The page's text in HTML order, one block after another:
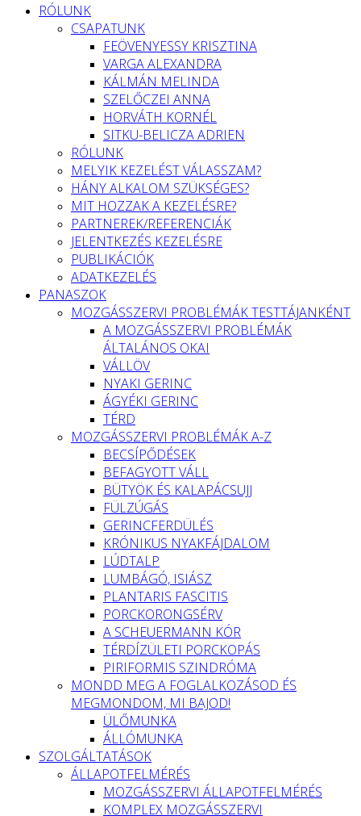
RÓLUNK
CSAPATUNK
FEÖVENYESSY KRISZTINA
VARGA ALEXANDRA
KÁLMÁN MELINDA
SZELŐCZEI ANNA
HORVÁTH KORNÉL
SITKU-BELICZA ADRIEN
RÓLUNK
MELYIK KEZELÉST VÁLASSZAM?
HÁNY ALKALOM SZÜKSÉGES?
MIT HOZZAK A KEZELÉSRE?
PARTNEREK/REFERENCIÁK
JELENTKEZÉS KEZELÉSRE
PUBLIKÁCIÓK
ADATKEZELÉS
PANASZOK
MOZGÁSSZERVI PROBLÉMÁK TESTTÁJANKÉNT
A MOZGÁSSZERVI PROBLÉMÁK
ÁLTALÁNOS OKAI
VÁLLÖV
NYAKI GERINC
ÁGYÉKI GERINC
TÉRD
MOZGÁSSZERVI PROBLÉMÁK A-Z
BECSÍPŐDÉSEK
BEFAGYOTT VÁLL
BÜTYÖK ÉS KALAPÁCSUJJ
FÜLZÚGÁS
GERINCFERDÜLÉS
KRÓNIKUS NYAKFÁJDALOM
LÚDTALP
LUMBÁGÓ, ISIÁSZ
PLANTARIS FASCITIS
PORCKORONGSÉRV
A SCHEUERMANN KÓR
TÉRDÍZÜLETI PORCKOPÁS
PIRIFORMIS SZINDRÓMA
MONDD MEG A FOGLALKOZÁSOD ÉS
MEGMONDOM, MI BAJOD!
ÜLŐMUNKA
ÁLLÓMUNKA
SZOLGÁLTATÁSOK
ÁLLAPOTFELMÉRÉS
MOZGÁSSZERVI ÁLLAPOTFELMÉRÉS
KOMPLEX MOZGÁSSZERVI